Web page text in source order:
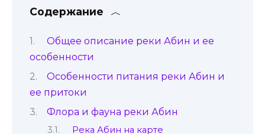
Содержание
Общее описание реки Абин и ее
особенности
Особенности питания реки Абин и
ее притоки
Флора и фауна реки Абин
Река Абин на карте